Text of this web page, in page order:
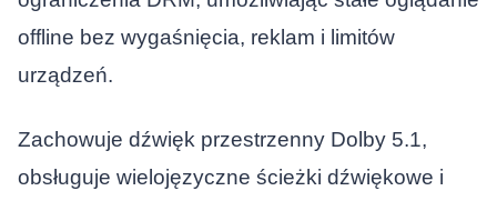
offline bez wygaśnięcia, reklam i limitów
urządzeń.
Zachowuje dźwięk przestrzenny Dolby 5.1,
obsługuje wielojęzyczne ścieżki dźwiękowe i